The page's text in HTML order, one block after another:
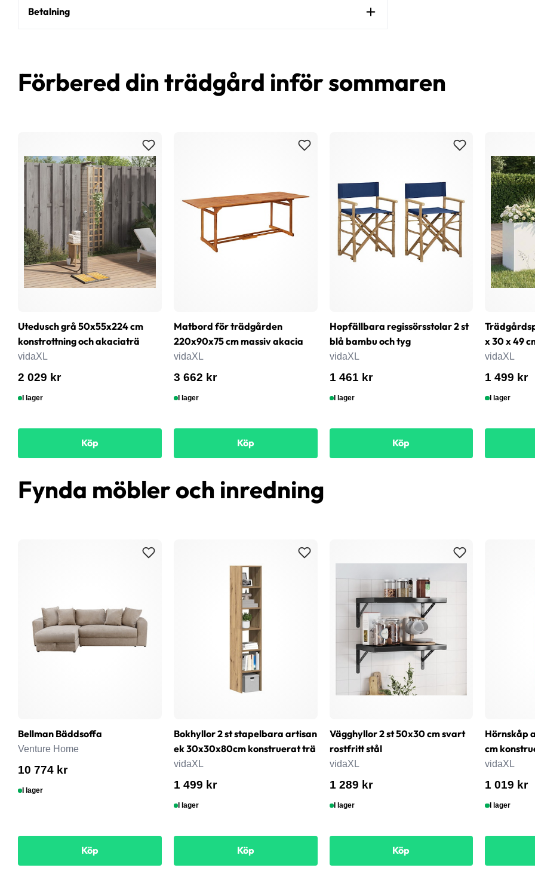
Betalning
Förbered din trädgård inför sommaren
Utedusch grå 50x55x224 cm
konstrottning och akaciaträ
vidaXL
2 029 kr
I lager
Köp
Matbord för trädgården
220x90x75 cm massiv akacia
vidaXL
3 662 kr
I lager
Köp
Hopfällbara regissörsstolar 2 st
blå bambu och tyg
vidaXL
1 461 kr
I lager
Köp
x 30 x 49
vidaXL
1 499 kr
I lager
Fynda möbler och inredning
Bellman Bäddsoffa
Venture Home
10 774 kr
I lager
Köp
Bokhyllor 2 st stapelbara artisan
ek 30x30x80cm konstruerat trä
vidaXL
1 499 kr
I lager
Köp
Vägghyllor 2 st 50x30 cm svart
rostfritt stål
vidaXL
1 289 kr
I lager
Köp
Hörnskåp
cm
vidaXL
1 019 kr
I lager